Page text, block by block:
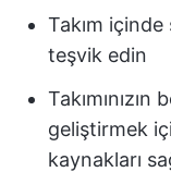
Takım
teşvik edin
geliştirmek
kaynakları